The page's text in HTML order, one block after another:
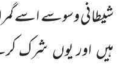
شیطانی وسوسے اسے
ہیںاور یوںشرک